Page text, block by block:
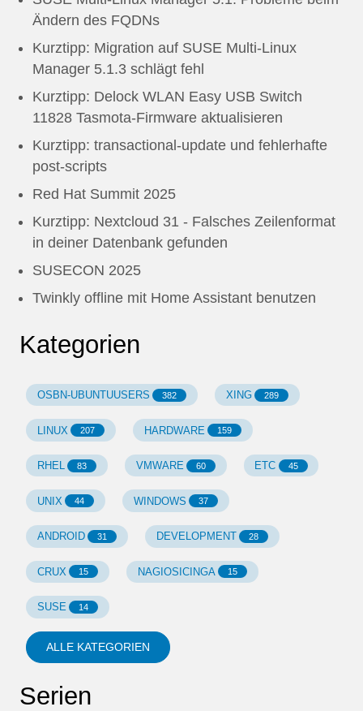
Ändern des FQDNs
Kurztipp: Migration auf SUSE Multi-Linux
Manager 5.1.3 schlägt fehl
Kurztipp: Delock WLAN Easy USB Switch
11828 Tasmota-Firmware aktualisieren
Kurztipp: transactional-update und fehlerhafte
post-scripts
Red Hat Summit 2025
Kurztipp: Nextcloud 31 - Falsches Zeilenformat
in deiner Datenbank gefunden
SUSECON 2025
Twinkly offline mit Home Assistant benutzen
Kategorien
OSBN-UBUNTUUSERS 382 XING 289
LINUX 207 HARDWARE 159
RHEL 83 VMWARE 60 ETC 45
UNIX 44 WINDOWS 37
ANDROID 31 DEVELOPMENT 28
CRUX 15 NAGIOSICINGA 15
SUSE 14
ALLE KATEGORIEN
Serien